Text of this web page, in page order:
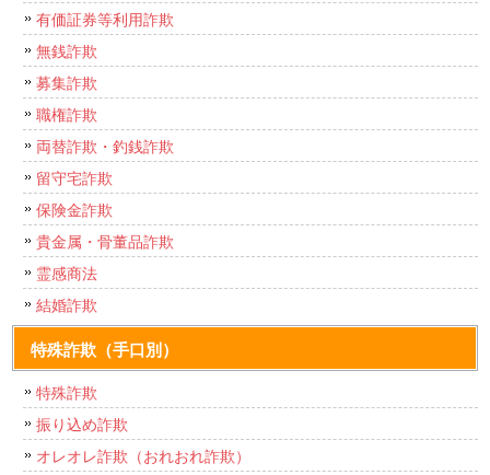
有価証券等利用詐欺
無銭詐欺
募集詐欺
職権詐欺
両替詐欺・釣銭詐欺
留守宅詐欺
保険金詐欺
貴金属・骨董品詐欺
霊感商法
結婚詐欺
特殊詐欺（手口別）
特殊詐欺
振り込め詐欺
オレオレ詐欺（おれおれ詐欺）